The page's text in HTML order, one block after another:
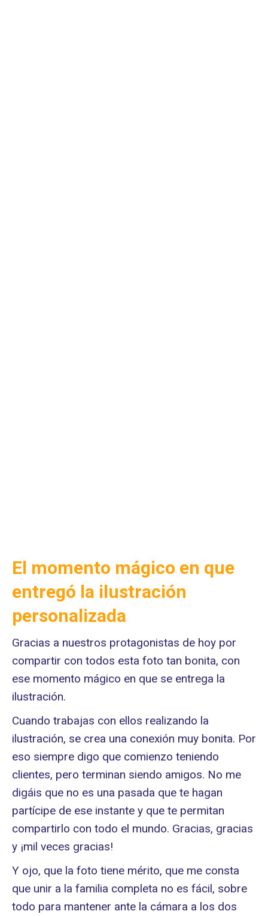
El momento mágico en que
entregó la ilustración
personalizada
Gracias a nuestros protagonistas de hoy por
compartir con todos esta foto tan bonita, con
ese momento mágico en que se entrega la
ilustración.
Cuando trabajas con ellos realizando la
ilustración, se crea una conexión muy bonita. Por
eso siempre digo que comienzo teniendo
clientes, pero terminan siendo amigos. No me
digáis que no es una pasada que te hagan
partícipe de ese instante y que te permitan
compartirlo con todo el mundo. Gracias, gracias
y ¡mil veces gracias!
Y ojo, que la foto tiene mérito, que me consta
que unir a la familia completa no es fácil, sobre
todo para mantener ante la cámara a los dos